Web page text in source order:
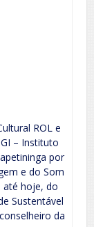
ROL e
– Instituto
por
e do Som
até hoje, do
Sustentável
da